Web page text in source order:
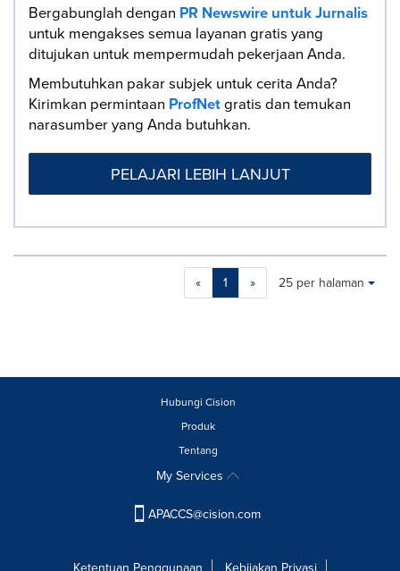
Bergabunglah dengan PR Newswire untuk Jurnalis
untuk mengakses semua layanan gratis yang
ditujukan untuk mempermudah pekerjaan Anda.
Membutuhkan pakar subjek untuk cerita Anda?
Kirimkan permintaan ProfNetgratis dan temukan
narasumber yang Anda butuhkan.
PELAJARI LEBIH LANJUT
« 1 » Making
will
will
Items per page:
25 per halaman
Hubungi Cision
Produk
Tentang
My Services
APACCS@cision.com